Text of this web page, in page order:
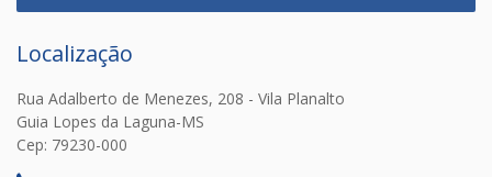
Localização
Rua Adalberto de Menezes, 208 - Vila Planalto
Guia Lopes da Laguna-MS
Cep: 79230-000